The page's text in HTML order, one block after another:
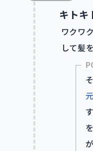
キトキ
ワクワ
して髪